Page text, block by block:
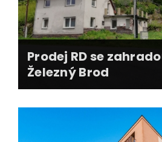
Prodej RD se
Železný Brod